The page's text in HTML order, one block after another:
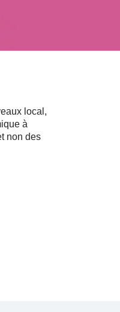
local,
à
non des